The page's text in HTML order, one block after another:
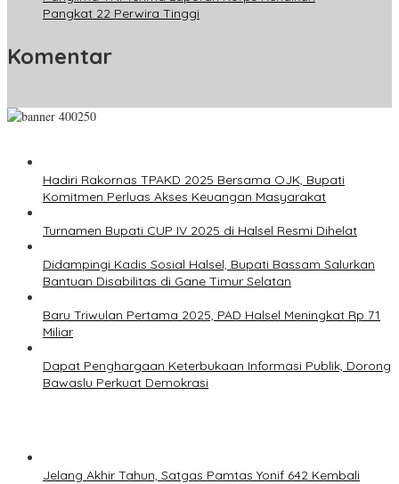
Pangkat 22 Perwira Tinggi
Komentar
Hadiri Rakornas TPAKD 2025 Bersama OJK, Bupati
Komitmen Perluas Akses Keuangan Masyarakat
Turnamen Bupati CUP IV 2025 di Halsel Resmi Dihelat
Didampingi Kadis Sosial Halsel, Bupati Bassam Salurkan
Bantuan Disabilitas di Gane Timur Selatan
Baru Triwulan Pertama 2025, PAD Halsel Meningkat Rp 71
Miliar
Dapat Penghargaan Keterbukaan Informasi Publik, Dorong
Bawaslu Perkuat Demokrasi
Jelang Akhir Tahun, Satgas Pamtas Yonif 642 Kembali